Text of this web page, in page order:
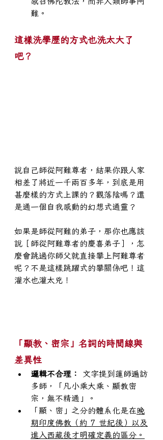
難。
這樣洗學歷的方式也洗太大了
吧？
說自己師從阿難尊者，結果你跟人家
相差了將近一千兩百多年，到底是用
甚麼樣的方式上課的？觀落陰嗎？還
是通一個自我感動的幻想式通靈？
如果是師從阿難的弟子，那你也應該
說［師從阿難尊者的慶喜弟子］，怎
麼會跳過你師父就直接攀上阿難尊者
呢？不是這樣跳躍式的攀關係吧！這
灌水也灌太兇！
「顯教、密宗」名詞的時間線與
差異性
邏輯不合理：
文字提到蓮師遍訪
多師，「凡小乘大乘、顯教密
宗，無不精通」。
「顯、密」之分的體系化是在晚
期印度佛教（約 7 世紀後）以及
進入西藏後才明確定義的區分。